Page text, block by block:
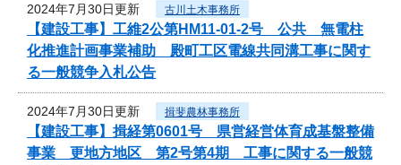
2024年7月30日更新 古川土木事務所
【建設工事】工維2公第HM11-01-2号 公共 無電柱
化推進計画事業補助 殿町工区電線共同溝工事に関す
る一般競争入札公告
2024年7月30日更新 揖斐農林事務所
【建設工事】揖経第0601号 県営経営体育成基盤整備
事業 更地方地区 第2号第4期 工事に関する一般競